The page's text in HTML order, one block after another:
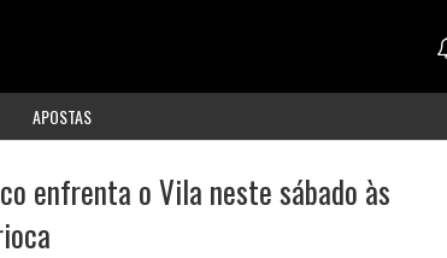
APOSTAS
enfrenta o Vila neste sábado às